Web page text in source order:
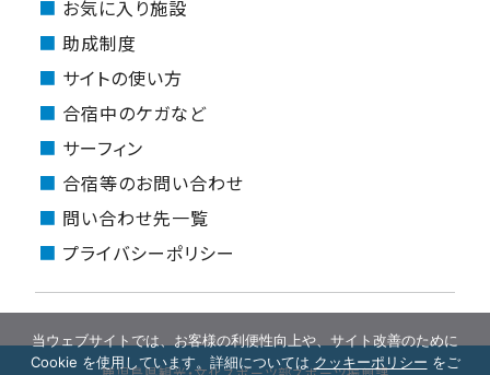
お気に入り施設
助成制度
サイトの使い方
合宿中のケガなど
サーフィン
合宿等のお問い合わせ
問い合わせ先一覧
プライバシーポリシー
当ウェブサイトでは、お客様の利便性向上や、サイト改善のために
Cookie を使用しています。詳細については クッキーポリシー をご